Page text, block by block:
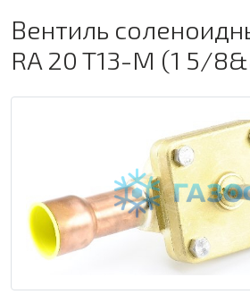
Вентиль
RA 20 T13-M (1 5/